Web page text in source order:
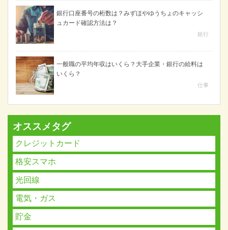
銀行口座番号の桁数は？みずほやゆうちょのキャッシ
ュカード確認方法は？
銀行
一般職の平均年収はいくら？大手企業・銀行の給料は
いくら？
仕事
オススメタグ
クレジットカード
格安スマホ
光回線
電気・ガス
貯金